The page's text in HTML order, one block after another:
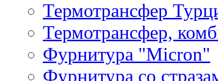
Термотрансфер
Термотрансфер,
Фурнитура "Micron"
Фурнитура со